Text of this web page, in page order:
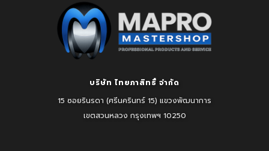
บริษัท ไทยภาสิทธิ์ จำกัด
15 ซอยรินรดา (ศรีนครินทร์ 15) แขวงพัฒนาการ
เขตสวนหลวง กรุงเทพฯ 10250